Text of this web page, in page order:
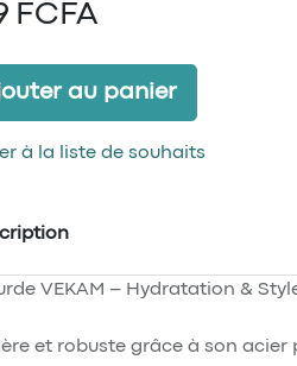
FCFA
au panier
à la liste de souhaits
VEKAM – Hydratation &
et robuste grâce à son acier